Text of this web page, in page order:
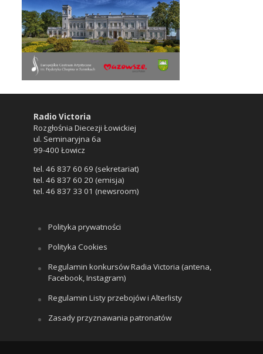
Radio Victoria
Rozgłośnia Diecezji Łowickiej
ul. Seminaryjna 6a
99-400 Łowicz
tel. 46 837 60 69 (sekretariat)
tel. 46 837 60 20 (emisja)
tel. 46 837 33 01 (newsroom)
Polityka prywatności
Polityka Cookies
Regulamin konkursów Radia Victoria (antena,
Facebook, Instagram)
Regulamin Listy przebojów i Alterlisty
Zasady przyznawania patronatów